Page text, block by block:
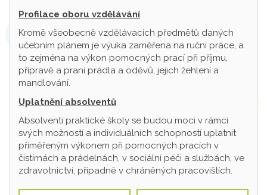
Profilace oboru vzdělávání
Kromě všeobecně vzdělávacích předmětů daných
učebním plánem je výuka zaměřena na ruční práce, a
to zejména na výkon pomocných prací při příjmu,
přípravě a praní prádla a oděvů, jejich žehlení a
mandlování.
Uplatnění absolventů
Absolventi praktické školy se budou moci v rámci
svých možností a individuálních schopností uplatnit
přiměřeným výkonem při pomocných pracích v
čistírnách a prádelnách, v sociální péči a službách, ve
zdravotnictví, případně v chráněných pracovištích.